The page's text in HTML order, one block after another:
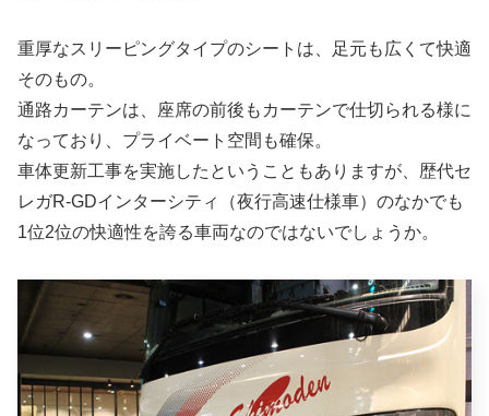
重厚なスリーピングタイプのシートは、足元も広くて快適
そのもの。
通路カーテンは、座席の前後もカーテンで仕切られる様に
なっており、プライベート空間も確保。
車体更新工事を実施したということもありますが、歴代セ
レガR-GDインターシティ（夜行高速仕様車）のなかでも
1位2位の快適性を誇る車両なのではないでしょうか。